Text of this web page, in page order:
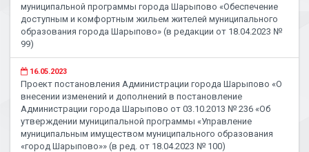
муниципальной программы города Шарыпово «Обеспечение
доступным и комфортным жильем жителей муниципального
образования города Шарыпово» (в редакции от 18.04.2023 №
99)
16.05.2023
Проект постановления Администрации города Шарыпово «О
внесении изменений и дополнений в постановление
Администрации города Шарыпово от 03.10.2013 № 236 «Об
утверждении муниципальной программы «Управление
муниципальным имуществом муниципального образования
«город Шарыпово»» (в ред. от 18.04.2023 № 100)